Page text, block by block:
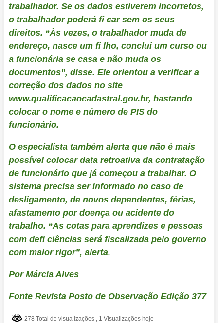
trabalhador. Se os dados estiverem incorretos,
o trabalhador poderá fi car sem os seus
direitos. “Às vezes, o trabalhador muda de
endereço, nasce um fi lho, conclui um curso ou
a funcionária se casa e não muda os
documentos”, disse. Ele orientou a verificar a
correção dos dados no site
www.qualificacaocadastral.gov.br, bastando
colocar o nome e número de PIS do
funcionário.
O especialista também alerta que não é mais
possível colocar data retroativa da contratação
de funcionário que já começou a trabalhar. O
sistema precisa ser informado no caso de
desligamento, de novos dependentes, férias,
afastamento por doença ou acidente do
trabalho. “As cotas para aprendizes e pessoas
com defi ciências será fiscalizada pelo governo
com maior rigor”, alerta.
Por Márcia Alves
Fonte Revista Posto de Observação Edição 377
278 Total de visualizações , 1 Visualizações hoje